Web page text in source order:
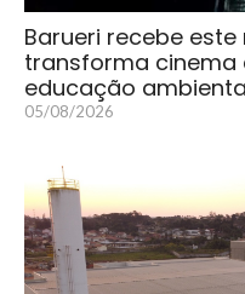
Barueri recebe
transforma
educação
05/08/2026